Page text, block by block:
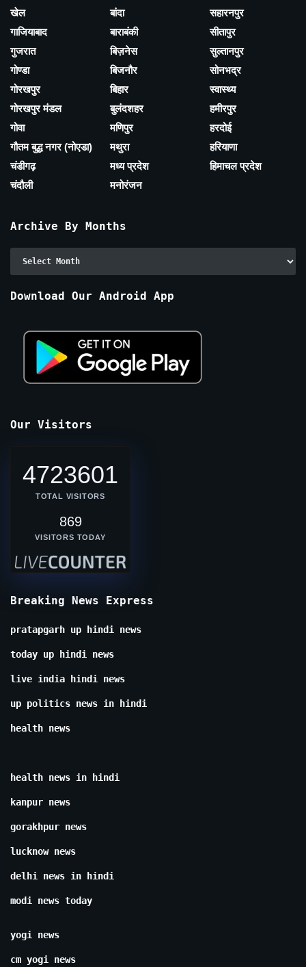
खेल
गाजियाबाद
गुजरात
गोण्डा
गोरखपुर
गोरखपुर मंडल
गोवा
गौतम बुद्ध नगर (नोएडा)
चंडीगढ़
चंदौली
बांदा
बाराबंकी
बिज़नेस
बिजनौर
बिहार
बुलंदशहर
मणिपुर
मथुरा
मध्य प्रदेश
मनोरंजन
सहारनपुर
सीतापुर
सुल्तानपुर
सोनभद्र
स्वास्थ्य
हमीरपुर
हरदोई
हरियाणा
हिमाचल प्रदेश
Archive By Months
Download Our Android App
Our Visitors
4723601
TOTAL VISITORS
869
VISITORS TODAY
Breaking News Express
pratapgarh up hindi news
today up hindi news
live india hindi news
up politics news in hindi
health news
health news in hindi
kanpur news
gorakhpur news
lucknow news
delhi news in hindi
modi news today
yogi news
cm yogi news